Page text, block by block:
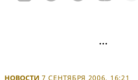
НОВОСТИ 7 СЕНТЯБРЯ 2006, 16:21